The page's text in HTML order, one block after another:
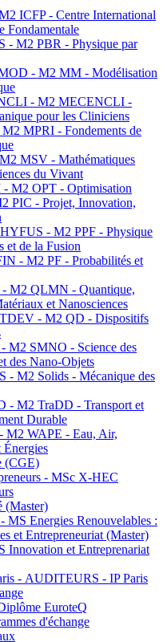
ICFP - Centre International
Fondamentale
- M2 PBR - Physique par
- M2 MM - Modélisation
- M2 MECENCLI -
pour les Cliniciens
MPRI - Fondements de
MSV - Mathématiques
du Vivant
M2 OPT - Optimisation
PIC - Projet, Innovation,
- M2 PPF - Physique
et de la Fusion
- M2 PF - Probabilités et
M2 QLMN - Quantique,
et Nanosciences
- M2 QD - Dispositifs
M2 SMNO - Science des
des Nano-Objets
- M2 Solids - Mécanique des
- M2 TraDD - Transport et
Durable
M2 WAPE - Eau, Air,
(CGE)
- MSc X-HEC
(Master)
MS Energies Renouvelables :
et Entrepreneuriat (Master)
Innovation et Entreprenariat
- AUDITEURS - IP Paris
EuroteQ
d'échange